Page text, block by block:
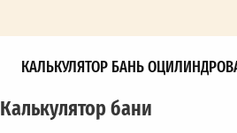
КАЛЬКУЛЯТОР БАНЬ
Калькулятор бани